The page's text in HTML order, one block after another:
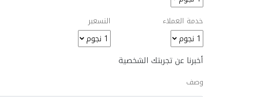
خدمة العملاء التسعير
أخبرنا عن تجربتك الشخصية
وصف